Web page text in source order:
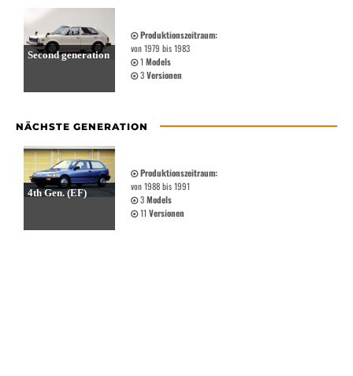
Second generation
Produktionszeitraum:
von 1979 bis 1983
1 Models
3Versionen
NÄCHSTE GENERATION
4th Gen. (EF)
Produktionszeitraum:
von 1988 bis 1991
3Models
11 Versionen